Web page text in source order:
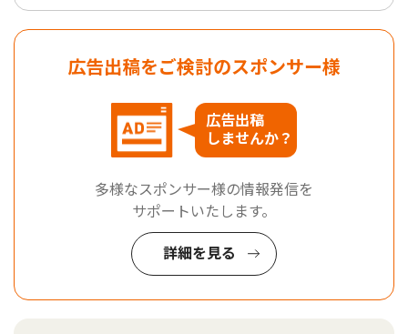
広告出稿をご検討のスポンサー様
広告出稿
しませんか？
多様なスポンサー様の情報発信を
サポートいたします。
詳細を見る